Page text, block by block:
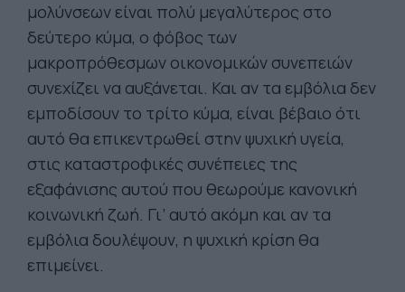
μολύνσεων είναι πολύ μεγαλύτερος στο
δεύτερο κύμα, ο φόβος των
μακροπρόθεσμων οικονομικών συνεπειών
συνεχίζει να αυξάνεται. Και αν τα εμβόλια δεν
εμποδίσουν το τρίτο κύμα, είναι βέβαιο ότι
αυτό θα επικεντρωθεί στην ψυχική υγεία,
στις καταστροφικές συνέπειες της
εξαφάνισης αυτού που θεωρούμε κανονική
κοινωνική ζωή. Γι’ αυτό ακόμη και αν τα
εμβόλια δουλέψουν, η ψυχική κρίση θα
επιμείνει.